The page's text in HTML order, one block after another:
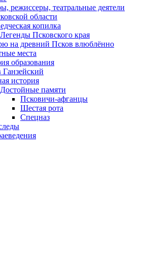
режиссеры, театральные деятели
области
копилка
Легенды Псковского края
на древний Псков влюблённо
места
образования
Ганзейский
история
Достойные памяти
Псковичи-афганцы
Шестая рота
Спецназ